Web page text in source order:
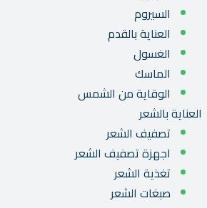
السيروم
العناية بالقدم
الغسول
الماسك
الوقاية من الشمس
العناية بالشعر
تصفيف الشعر
اجهزة تصفيف الشعر
تغذية الشعر
صبغات الشعر